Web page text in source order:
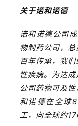
关于诺和诺德
诺和诺德公司
物制药公司，
百年传承，我
性疾病。为达
公司药物可及
和诺德在全球
工，向全球约